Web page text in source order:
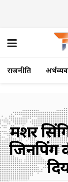
राजनीति
मशहूर
जिनपिंग